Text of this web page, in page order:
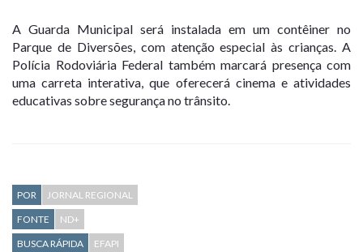
A Guarda Municipal será instalada em um contêiner no
Parque de Diversões, com atenção especial às crianças. A
Polícia Rodoviária Federal também marcará presença com
uma carreta interativa, que oferecerá cinema e atividades
educativas sobre segurança no trânsito.
POR
JORNAL REGIONAL
FONTE
ND+
BUSCA RÁPIDA
EFAPI